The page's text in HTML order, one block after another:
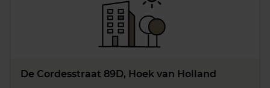
De Cordesstraat 89D, Hoek van Holland